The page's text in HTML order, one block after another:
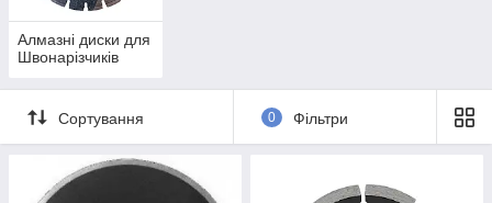
Алмазні диски для
Швонарізчиків
Сортування 0 Фільтри